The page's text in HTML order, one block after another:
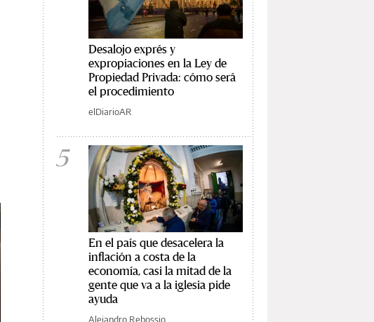
Desalojo exprés y
expropiaciones en la Ley de
Propiedad Privada: cómo será
el procedimiento
elDiarioAR
5
En el país que desacelera la
inflación a costa de la
economía, casi la mitad de la
gente que va a la iglesia pide
ayuda
Alejandro Rebossio